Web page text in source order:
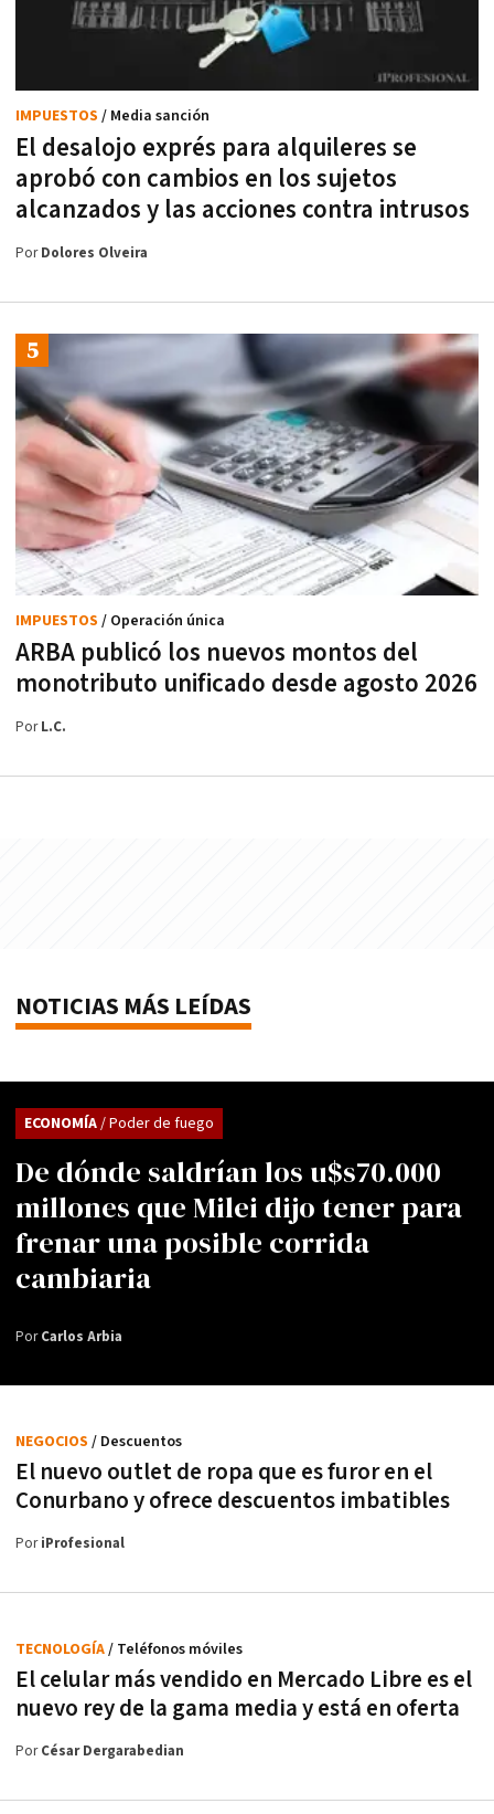
El desalojo exprés para alquileres se
aprobó con cambios en los sujetos
alcanzados y las acciones contra intrusos
IMPUESTOS / Media sanción
PorDolores Olveira
ARBA publicó los nuevos montos del
monotributo unificado desde agosto 2026
IMPUESTOS / Operación única
PorL.C.
NOTICIAS MÁS LEÍDAS
De dónde saldrían los u$s70.000
millones que Milei dijo tener para
frenar una posible corrida
cambiaria
ECONOMÍA/ Poder de fuego
PorCarlos Arbia
El nuevo outlet de ropa que es furor en el
Conurbano y ofrece descuentos imbatibles
NEGOCIOS / Descuentos
PoriProfesional
El celular más vendido en Mercado Libre es el
nuevo rey de la gama media y está en oferta
TECNOLOGÍA/ Teléfonos móviles
PorCésar Dergarabedian